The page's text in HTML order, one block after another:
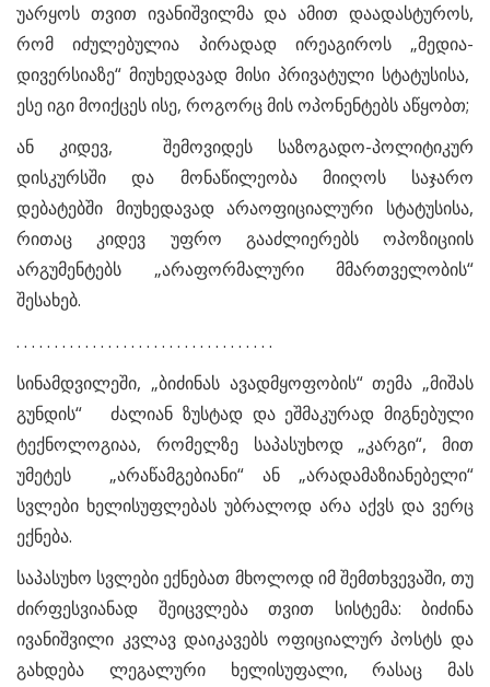
უარყოს თვით ივანიშვილმა და ამით დაადასტუროს,
რომ იძულებულია პირადად ირეაგიროს „მედია-
დივერსიაზე“ მიუხედავად მისი პრივატული სტატუსისა,
ესე იგი მოიქცეს ისე, როგორც მის ოპონენტებს აწყობთ;
ან კიდევ, შემოვიდეს საზოგადო-პოლიტიკურ
დისკურსში და მონაწილეობა მიიღოს საჯარო
დებატებში მიუხედავად არაოფიციალური სტატუსისა,
რითაც კიდევ უფრო გააძლიერებს ოპოზიციის
არგუმენტებს „არაფორმალური მმართველობის“
შესახებ.
. . . . . . . . . . . . . . . . . . . . . . . . . . . . . . . . . .
სინამდვილეში, „ბიძინას ავადმყოფობის“ თემა „მიშას
გუნდის“ ძალიან ზუსტად და ეშმაკურად მიგნებული
ტექნოლოგიაა, რომელზე საპასუხოდ „კარგი“, მით
უმეტეს „არაწამგებიანი“ ან „არადამაზიანებელი“
სვლები ხელისუფლებას უბრალოდ არა აქვს და ვერც
ექნება.
საპასუხო სვლები ექნებათ მხოლოდ იმ შემთხვევაში, თუ
ძირფესვიანად შეიცვლება თვით სისტემა: ბიძინა
ივანიშვილი კვლავ დაიკავებს ოფიციალურ პოსტს და
გახდება ლეგალური ხელისუფალი, რასაც მას